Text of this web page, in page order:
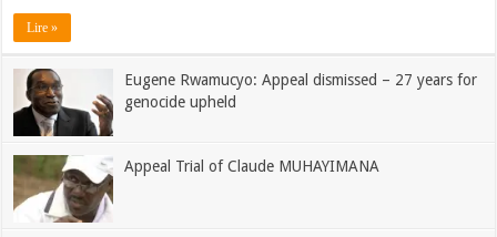
Lire »
Eugene Rwamucyo: Appeal dismissed – 27 years for
genocide upheld
Appeal Trial of Claude MUHAYIMANA